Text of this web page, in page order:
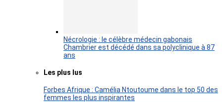
Nécrologie : le célèbre médecin gabonais
Chambrier est décédé dans sa polyclinique à 87
ans
Les plus lus
Forbes Afrique : Camélia Ntoutoume dans le top 50 des
femmes les plus inspirantes